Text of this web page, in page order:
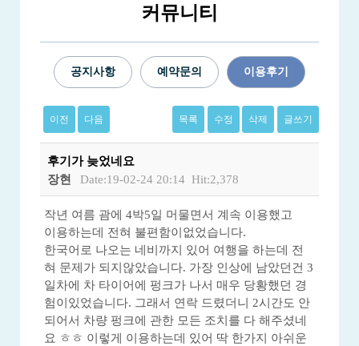
커뮤니티
공지사항 예약문의 이용후기
이전 다음 목록 수정 삭제 글쓰기
후기가 늦었네요
장현
Date:19-02-24 20:14 Hit:2,378
작년 여름 괌에 4박5일 머물면서 계속 이용했고
이용하는데 전혀 불편함이없었습니다.
한국어로 나오는 네비까지 있어 여행을 하는데 전
혀 문제가 되지않았습니다. 가장 인상에 남았던건 3
일차에 차 타이어에 펑크가 나서 매우 당황했던 경
험이있었습니다. 그래서 연락 드렸더니 2시간도 안
되어서 차량 펑크에 관한 모든 조치를 다 해주셨네
요 ㅎㅎ 이렇게 이용하는데 있어 딱 한가지 아쉬운